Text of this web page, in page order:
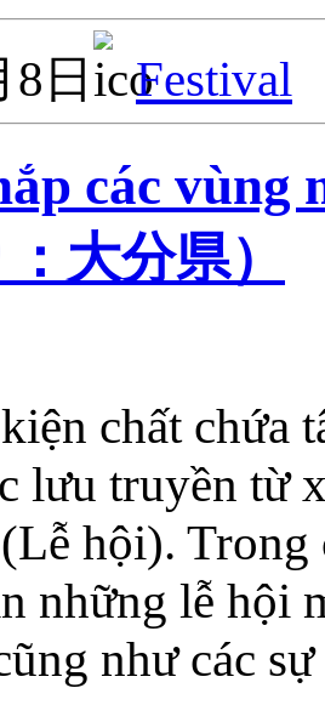
日
Festival
các vùng
大分県）
chất chứa
lưu truyền từ
hội).
những lễ hội
như các